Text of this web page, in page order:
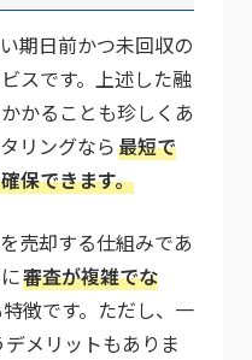
期日前かつ未回収の
スです。上述した融
かることも珍しくあ
リングなら最短で
保できます。
売却する仕組みであ
審査が複雑でな
徴です。ただし、一
デメリットもありま